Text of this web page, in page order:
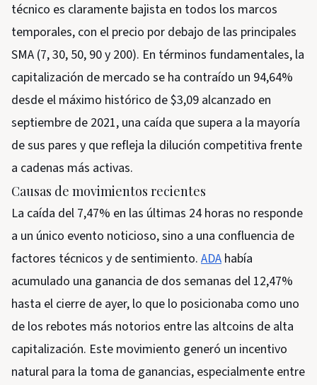
técnico es claramente bajista en todos los marcos
temporales, con el precio por debajo de las principales
SMA (7, 30, 50, 90 y 200). En términos fundamentales, la
capitalización de mercado se ha contraído un 94,64%
desde el máximo histórico de $3,09 alcanzado en
septiembre de 2021, una caída que supera a la mayoría
de sus pares y que refleja la dilución competitiva frente
a cadenas más activas.
Causas de movimientos recientes
La caída del 7,47% en las últimas 24 horas no responde
a un único evento noticioso, sino a una confluencia de
factores técnicos y de sentimiento. ADA había
acumulado una ganancia de dos semanas del 12,47%
hasta el cierre de ayer, lo que lo posicionaba como uno
de los rebotes más notorios entre las altcoins de alta
capitalización. Este movimiento generó un incentivo
natural para la toma de ganancias, especialmente entre